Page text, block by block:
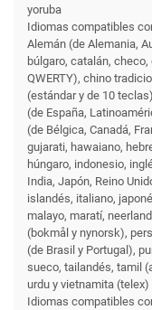
yoruba
Idiomas compatibles
Alemán (de Alemania,
búlgaro, catalán,
QWERTY), chino
(estándar y de 10
(de España,
(de Bélgica, Canadá,
gujarati, hawaiano,
húngaro, indonesio,
India, Japón, Reino
islandés, italiano,
malayo, maratí,
(bokmål y nynorsk),
(de Brasil y Portugal),
sueco, tailandés, tamil
urdu y vietnamita (telex)
Idiomas compatibles